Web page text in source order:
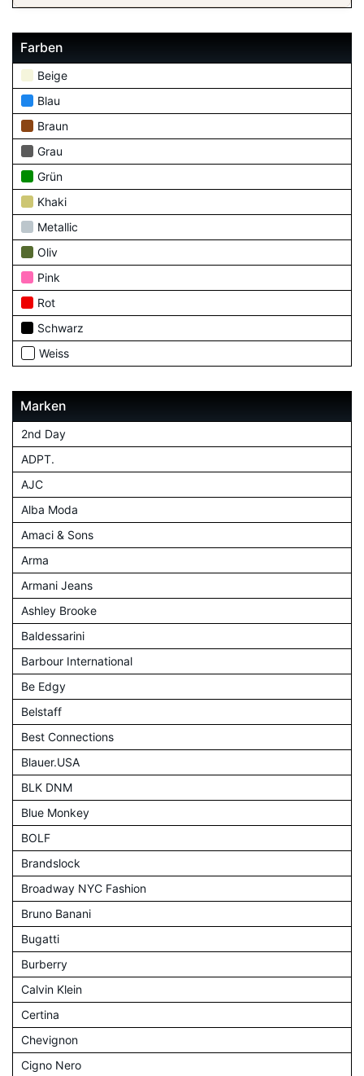
Farben
Beige
Blau
Braun
Grau
Grün
Khaki
Metallic
Oliv
Pink
Rot
Schwarz
Weiss
Marken
2nd Day
ADPT.
AJC
Alba Moda
Amaci & Sons
Arma
Armani Jeans
Ashley Brooke
Baldessarini
Barbour International
Be Edgy
Belstaff
Best Connections
Blauer.USA
BLK DNM
Blue Monkey
BOLF
Brandslock
Broadway NYC Fashion
Bruno Banani
Bugatti
Burberry
Calvin Klein
Certina
Chevignon
Cigno Nero